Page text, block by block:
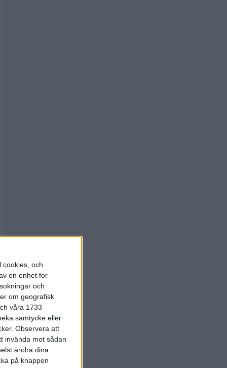
cookies, och
en enhet for
och
om geografisk
våra 1733
samtycke eller
Observera att
invända mot sådan
ändra dina
på knappen